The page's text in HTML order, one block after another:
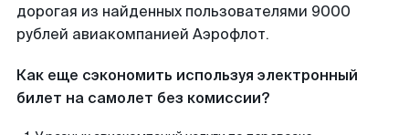
дорогая из найденных пользователями 9000
рублей авиакомпанией Аэрофлот.
Как еще сэкономить используя электронный
билет на самолет без комиссии?